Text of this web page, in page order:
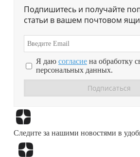
Подпишитесь и получайте
статьи в вашем почтовом
Я даю согласие на обработку
персональных данных.
Следите за нашими новостями в